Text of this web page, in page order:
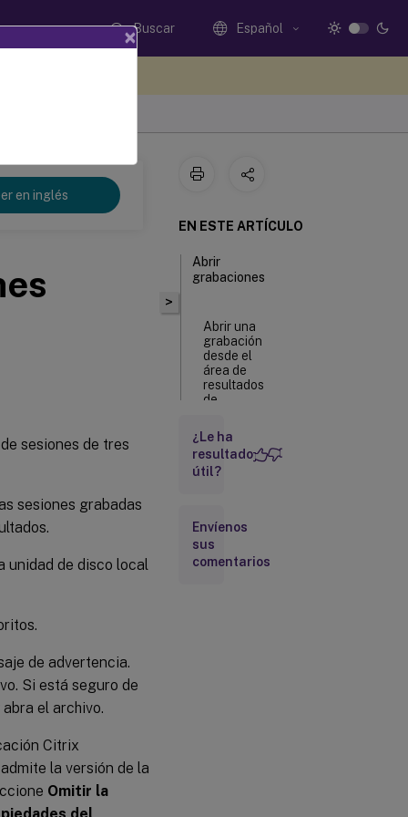
Buscar Español
en inglés
sesiones de tres
sesiones grabadas
unidad de disco local
de advertencia.
Si está seguro de
el archivo.
Citrix
la versión de la
Omitir la
del
>
EN ESTE ARTÍCULO
Abrir
grabaciones
Abrir una
grabación
desde el
área de
resultados
de
Abrir una
grabación
Usar los
favoritos
¿Le ha
resultado
útil?
Envíenos
sus
comentarios
×